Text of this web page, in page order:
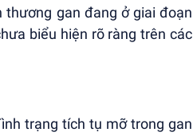
gan đang ở giai đoạn
biểu hiện rõ ràng trên các
trạng tích tụ mỡ trong gan